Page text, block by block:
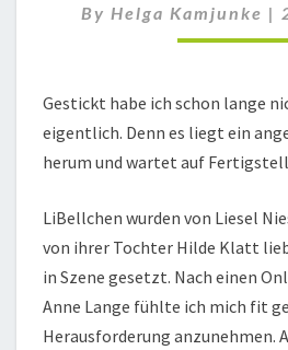
By Helga Kamjunke |
Gestickt habe ich schon lange
eigentlich. Denn es liegt ein
herum und wartet auf
LiBellchen wurden von Liesel
von ihrer Tochter Hilde Klatt
in Szene gesetzt. Nach einen
Anne Lange fühlte ich mich fit
Herausforderung anzunehmen.